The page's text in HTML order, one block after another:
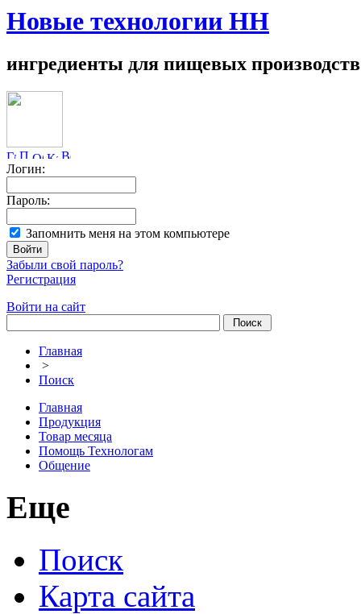
Новые технологии НН
ингредиенты для пищевых производств
Логин:
Пароль:
Запомнить меня на этом компьютере
Забыли свой пароль?
Регистрация
Войти на сайт
Главная
>
Поиск
Главная
Продукция
Товар месяца
Помощь Технологам
Общение
Еще
Поиск
Карта сайта